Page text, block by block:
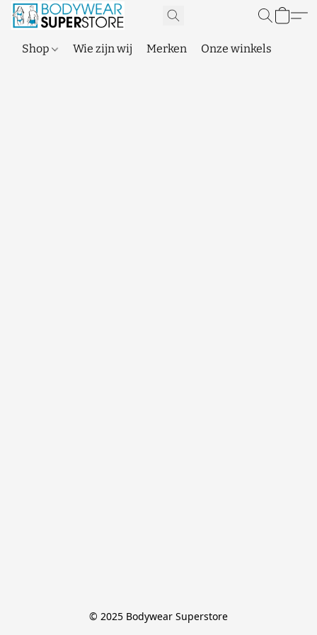
Shop Wie zijn wij Merken Onze winkels
© 2025 Bodywear Superstore